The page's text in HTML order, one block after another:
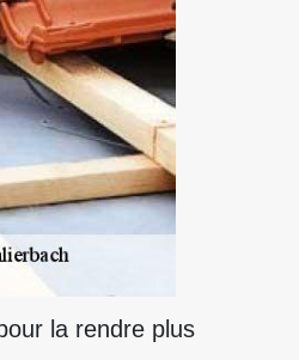
la rendre plus